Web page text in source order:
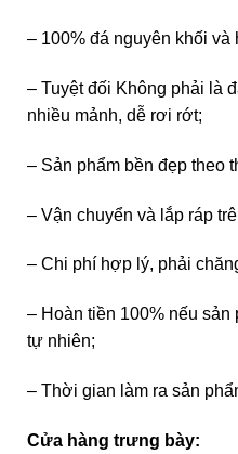
– 100% đá nguyên khối và
– Tuyệt đối Không phải là
nhiều mảnh, dễ rơi rớt;
– Sản phẩm bền đẹp theo
– Vận chuyển và lắp ráp
– Chi phí hợp lý, phải
– Hoàn tiền 100% nếu sản
tự nhiên;
– Thời gian làm ra sản
Cửa hàng